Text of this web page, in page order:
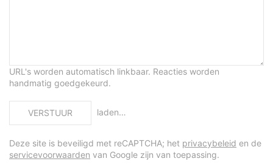
URL's worden automatisch linkbaar. Reacties worden
handmatig goedgekeurd.
VERSTUUR laden…
Deze site is beveiligd met reCAPTCHA; het privacybeleid en de
servicevoorwaarden van Google zijn van toepassing.